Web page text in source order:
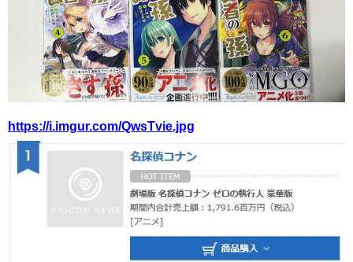
https://i.imgur.com/QwsTvie.jpg